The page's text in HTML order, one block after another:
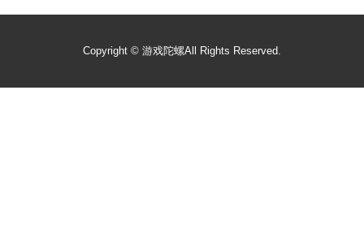
Copyright © 游戏陀螺All Rights Reserved.